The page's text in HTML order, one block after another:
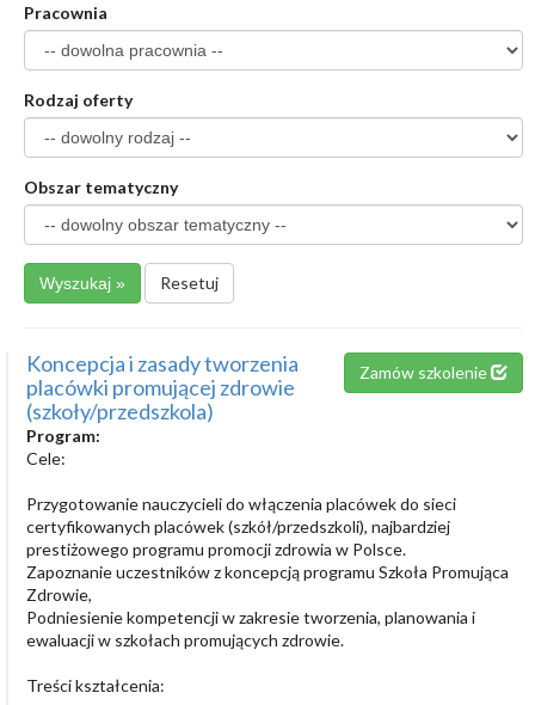
Pracownia
Rodzaj oferty
Obszar tematyczny
Resetuj
Koncepcja i zasady tworzenia
placówki promującej zdrowie
(szkoły/przedszkola)
Zamów szkolenie
Program:
Cele:
Przygotowanie nauczycieli do włączenia placówek do sieci
certyfikowanych placówek (szkół/przedszkoli), najbardziej
prestiżowego programu promocji zdrowia w Polsce.
Zapoznanie uczestników z koncepcją programu Szkoła Promująca
Zdrowie,
Podniesienie kompetencji w zakresie tworzenia, planowania i
ewaluacji w szkołach promujących zdrowie.
Treści kształcenia: